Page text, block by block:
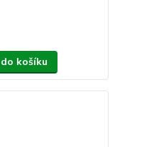
košíku